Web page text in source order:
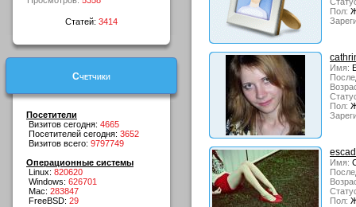
Статей: 3414
Счетчики
Посетители
Визитов сегодня: 4665
Посетителей сегодня: 3652
Визитов всего: 9797749
Операционные системы
Linux: 820620
Windows: 626701
Mac: 283847
FreeBSD: 29
Пол:
Имя:
Пол:
Имя:
Пол: